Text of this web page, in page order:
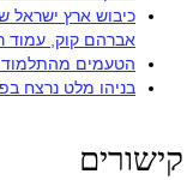
כיבוש ארץ ישראל
אברהם קוק, עמוד
הטעמים מהתלמוד
בניהו מלט נרצח
קישורים